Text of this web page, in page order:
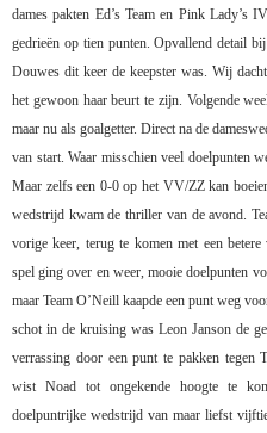
dames pakten Ed’s Team en Pink Lady’s
gedrieën op tien punten. Opvallend detail
Douwes dit keer de keepster was. Wij
het gewoon haar beurt te zijn. Volgende
maar nu als goalgetter. Direct na de
van start. Waar misschien veel doelpunten
Maar zelfs een 0-0 op het VV/ZZ kan
wedstrijd kwam de thriller van de avond.
vorige keer, terug te komen met een
spel ging over en weer, mooie doelpunten
maar Team O’Neill kaapde een punt weg
schot in de kruising was Leon Janson de
verrassing door een punt te pakken tegen
wist Noad tot ongekende hoogte te
doelpuntrijke wedstrijd van maar liefst